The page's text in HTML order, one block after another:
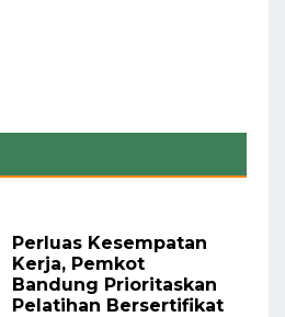
Perluas Kesempatan
Kerja, Pemkot
Bandung Prioritaskan
Pelatihan Bersertifikat